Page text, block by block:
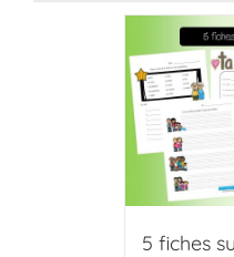
5 fiches